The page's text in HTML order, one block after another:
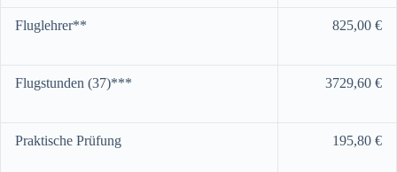
Fluglehrer** 825,00 €
Flugstunden (37)*** 3729,60 €
Praktische Prüfung 195,80 €